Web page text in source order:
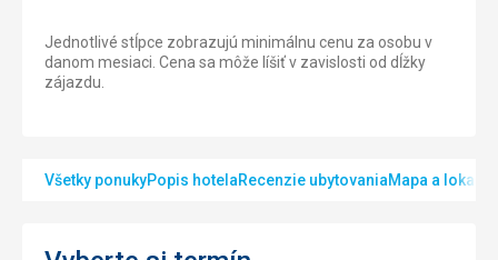
Jednotlivé stĺpce zobrazujú minimálnu cenu za osobu v
danom mesiaci. Cena sa môže líšiť v zavislosti od dĺžky
zájazdu.
Všetky ponukyPopis hotelaRecenzie ubytovaniaMapa a lokalita